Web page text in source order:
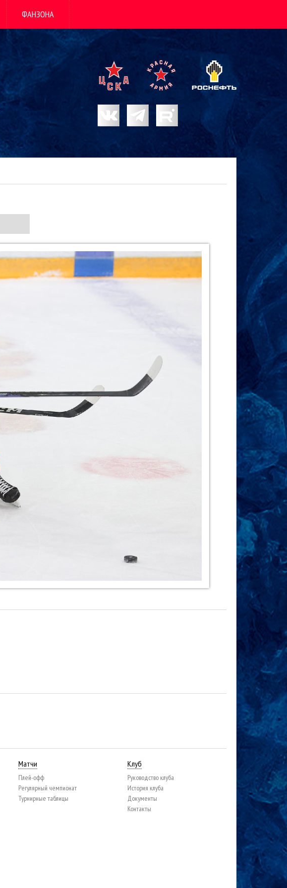
ФАНЗОНА
Матчи
Плей-офф
Регулярный чемпионат
Турнирные таблицы
Клуб
Руководство клуба
История клуба
Документы
Контакты